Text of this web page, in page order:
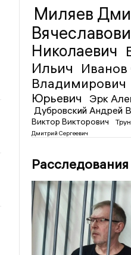
Миляев
Николаевич
Ильич
Иванов
Владимирович
Юрьевич
Эрк
Дубровский Андрей
Виктор Викторович
Дмитрий Сергеевич
Расследования